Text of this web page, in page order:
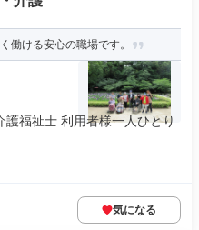
ける安心の職場です。
福祉士 利用者様一人ひとり
気になる